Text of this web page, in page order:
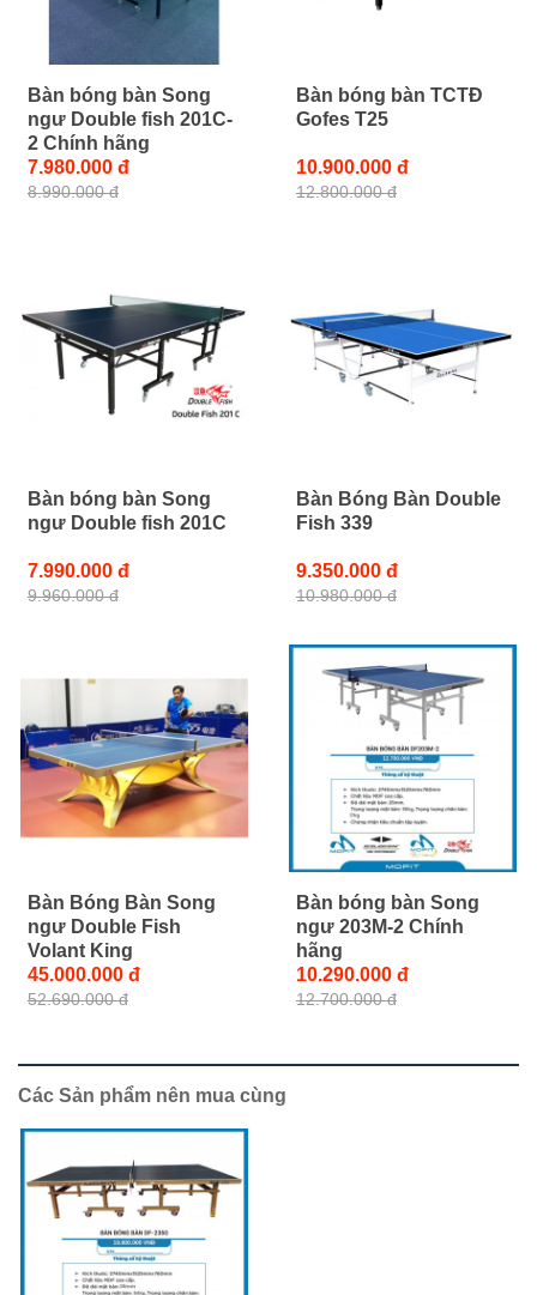
Bàn bóng bàn Song
ngư Double fish 201C-
2 Chính hãng
7.980.000 đ
8.990.000 đ
Bàn bóng bàn TCTĐ
Gofes T25
10.900.000 đ
12.800.000 đ
Bàn bóng bàn Song
ngư Double fish 201C
7.990.000 đ
9.960.000 đ
Bàn Bóng Bàn Double
Fish 339
9.350.000 đ
10.980.000 đ
Bàn Bóng Bàn Song
ngư Double Fish
Volant King
45.000.000 đ
52.690.000 đ
Bàn bóng bàn Song
ngư 203M-2 Chính
hãng
10.290.000 đ
12.700.000 đ
Các Sản phẩm nên mua cùng